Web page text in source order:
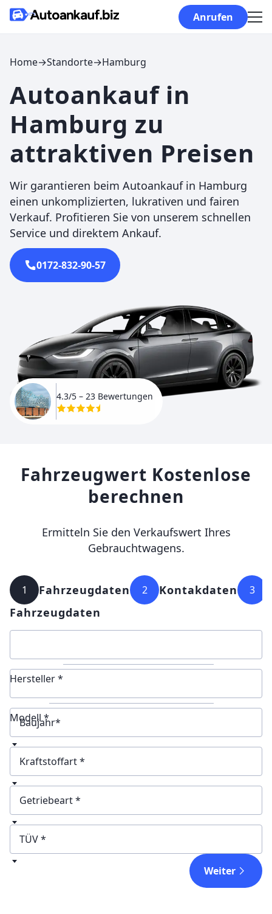
Skip to content
Anrufen
Home→Standorte→Hamburg
Autoankauf in
Hamburg zu
attraktiven Preisen
Wir garantieren beim Autoankauf in Hamburg
einen unkomplizierten, lukrativen und fairen
Verkauf. Profitieren Sie von unserem schnellen
Service und direktem Ankauf.
0172-832-90-57
4.3/5 – 23 Bewertungen
Fahrzeugwert Kostenlose
berechnen
Ermitteln Sie den Verkaufswert Ihres
Gebrauchtwagens.
1 Fahrzeugdaten 2 Kontakdaten 3
Fahrzeugdaten
Hersteller *
Modell *
Baujahr
Kraftstoffart
Getriebeart
Weiter